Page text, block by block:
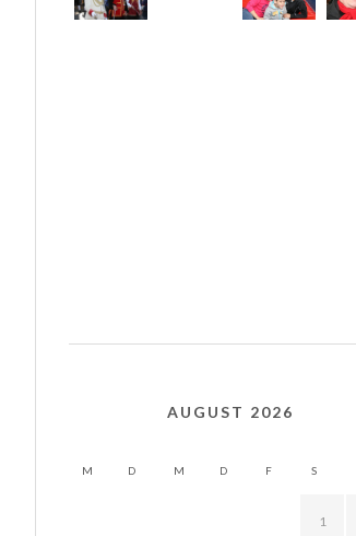
AUGUST 2026
M D M D F S
1